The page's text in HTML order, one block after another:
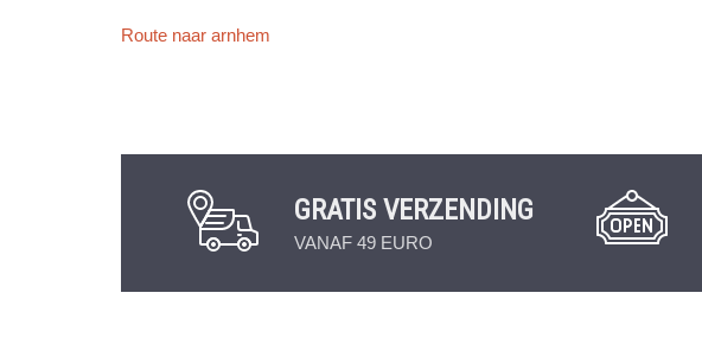
Route naar arnhem
GRATIS VERZENDING
VANAF 49 EURO